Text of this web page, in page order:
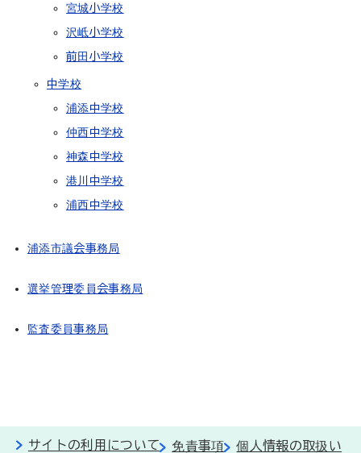
宮城小学校
沢岻小学校
前田小学校
中学校
浦添中学校
仲西中学校
神森中学校
港川中学校
浦西中学校
浦添市議会事務局
選挙管理委員会事務局
監査委員事務局
サイトの利用について 免責事項
個人情報の取扱い